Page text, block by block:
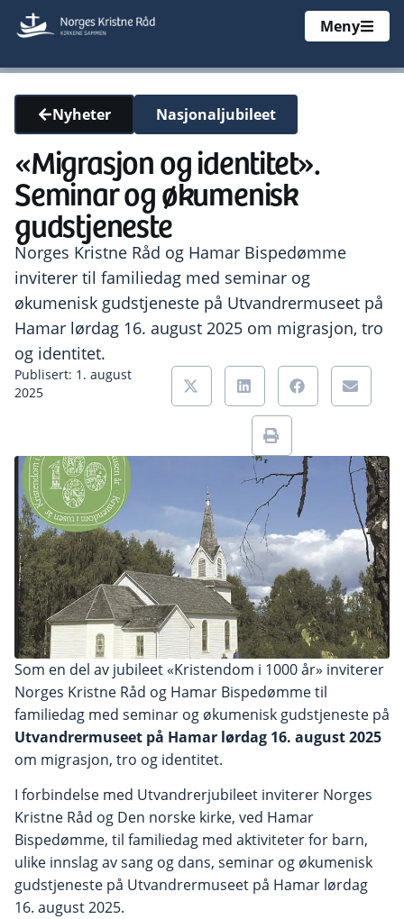
Meny
Nyheter Nasjonaljubileet
«Migrasjon og identitet».
Seminar og økumenisk
gudstjeneste
Norges Kristne Råd og Hamar Bispedømme
inviterer til familiedag med seminar og
økumenisk gudstjeneste på Utvandrermuseet på
Hamar lørdag 16. august 2025 om migrasjon, tro
og identitet.
Publisert: 1. august
2025
Som en del av jubileet «Kristendom i 1000 år» inviterer
Norges Kristne Råd og Hamar Bispedømme til
familiedag med seminar og økumenisk gudstjeneste på
Utvandrermuseet på Hamar lørdag 16. august 2025
om migrasjon, tro og identitet.
I forbindelse med Utvandrerjubileet inviterer Norges
Kristne Råd og Den norske kirke, ved Hamar
Bispedømme, til familiedag med aktiviteter for barn,
ulike innslag av sang og dans, seminar og økumenisk
gudstjeneste på Utvandrermuseet på Hamar lørdag
16. august 2025.